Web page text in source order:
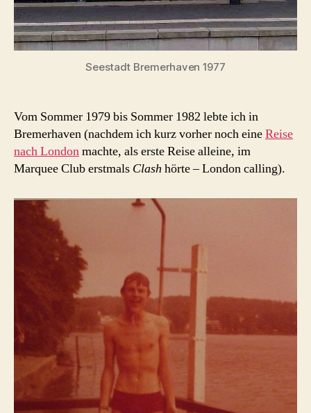
Seestadt Bremerhaven 1977
Vom Sommer 1979 bis Sommer 1982 lebte ich in
Bremerhaven (nachdem ich kurz vorher noch eineReise
nach Londonmachte, als erste Reise alleine, im
Marquee Club erstmals Clash hörte – London calling).